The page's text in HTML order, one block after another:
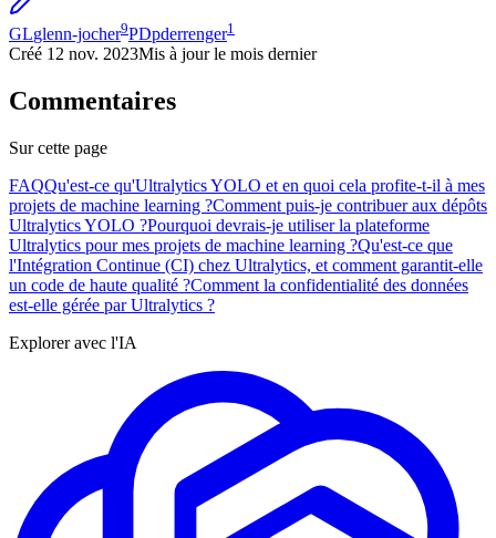
GLglenn-jocher9PDpderrenger1
Créé 12 nov. 2023Mis à jour le mois dernier
Commentaires
Sur cette page
FAQQu'est-ce qu'Ultralytics YOLO et en quoi cela profite-t-il à mes
projets de machine learning ?Comment puis-je contribuer aux dépôts
Ultralytics YOLO ?Pourquoi devrais-je utiliser la plateforme
Ultralytics pour mes projets de machine learning ?Qu'est-ce que
l'Intégration Continue (CI) chez Ultralytics, et comment garantit-elle
un code de haute qualité ?Comment la confidentialité des données
est-elle gérée par Ultralytics ?
Explorer avec l'IA